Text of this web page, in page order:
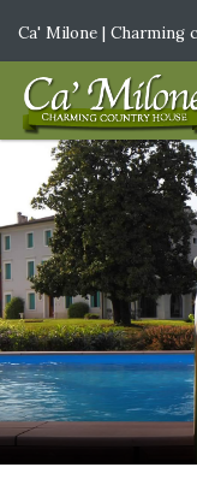
Ca' Milone | Charming